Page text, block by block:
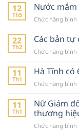
12
Th5
Nước
Chức năng bình
22
Th2
Các bản tự
Chức năng bình
11
Th1
Hà Tĩnh có
Chức năng bình
11
Th1
Nữ Giám
thương
Chức năng bình